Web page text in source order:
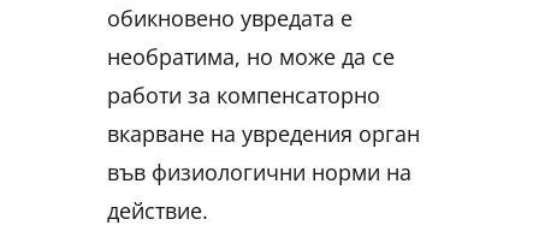
обикновено увредата е
необратима, но може да се
работи за компенсаторно
вкарване на увредения орган
във физиологични норми на
действие.